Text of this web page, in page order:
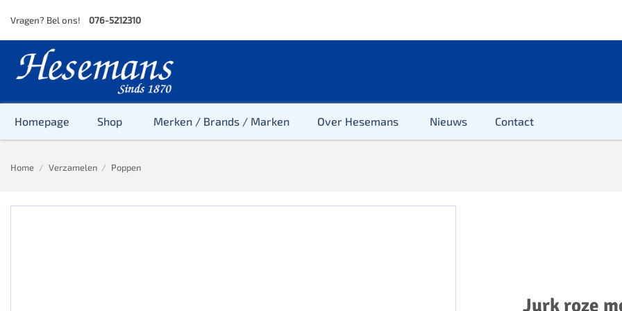
content
Vragen? Bel ons! 076-5212310
Homepage Shop Merken / Brands / Marken Over Hesemans Nieuws Contact
Home / Verzamelen / Poppen
Jurk roze